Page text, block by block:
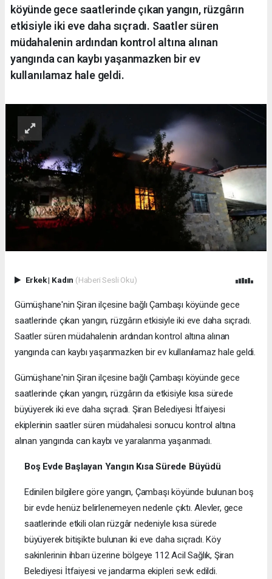
köyünde gece saatlerinde çıkan yangın, rüzgârın
etkisiyle iki eve daha sıçradı. Saatler süren
müdahalenin ardından kontrol altına alınan
yangında can kaybı yaşanmazken bir ev
kullanılamaz hale geldi.
Erkek| Kadın (Haberi Sesli Oku)
Gümüşhane'nin Şiran ilçesine bağlı Çambaşı köyünde gece
saatlerinde çıkan yangın, rüzgârın etkisiyle iki eve daha sıçradı.
Saatler süren müdahalenin ardından kontrol altına alınan
yangında can kaybı yaşanmazken bir ev kullanılamaz hale geldi.
Gümüşhane'nin Şiran ilçesine bağlı Çambaşı köyünde gece
saatlerinde çıkan yangın, rüzgârın da etkisiyle kısa sürede
büyüyerek iki eve daha sıçradı. Şiran Belediyesi İtfaiyesi
ekiplerinin saatler süren müdahalesi sonucu kontrol altına
alınan yangında can kaybı ve yaralanma yaşanmadı.
Boş Evde Başlayan Yangın Kısa Sürede Büyüdü
Edinilen bilgilere göre yangın, Çambaşı köyünde bulunan boş
bir evde henüz belirlenemeyen nedenle çıktı. Alevler, gece
saatlerinde etkili olan rüzgâr nedeniyle kısa sürede
büyüyerek bitişikte bulunan iki eve daha sıçradı. Köy
sakinlerinin ihbarı üzerine bölgeye 112 Acil Sağlık, Şiran
Belediyesi İtfaiyesi ve jandarma ekipleri sevk edildi.